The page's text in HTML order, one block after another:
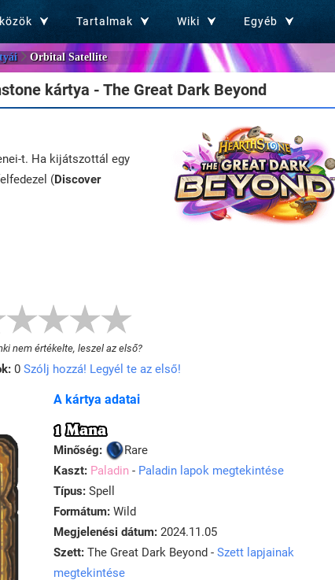
Tartalmak Wiki Egyéb
Orbital Satellite
kártya - The Great Dark Beyond
t. Ha kijátszottál egy
(Discover
nem értékelte, leszel az első?
0 Szólj hozzá! Legyél te az első!
A kártya adatai
1 Mana
Minőség:
Rare
Kaszt: Paladin - Paladin lapok megtekintése
Típus: Spell
Formátum: Wild
Megjelenési dátum: 2024.11.05
Szett: The Great Dark Beyond - Szett lapjainak
megtekintése